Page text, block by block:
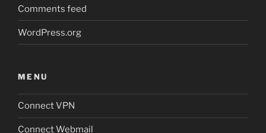
Comments feed
WordPress.org
MENU
Connect VPN
Connect Webmail